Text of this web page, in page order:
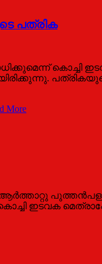
പത്രിക
More
ഇടവക